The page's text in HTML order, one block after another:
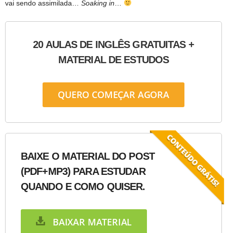
vai sendo assimilada… Soaking in
20 AULAS DE INGLÊS GRATUITAS +
MATERIAL DE ESTUDOS
QUERO COMEÇAR AGORA
BAIXE O MATERIAL DO POST
(PDF+MP3) PARA ESTUDAR
QUANDO E COMO QUISER.
BAIXAR MATERIAL